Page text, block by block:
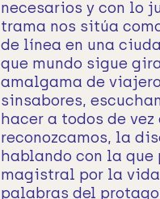
necesarios y con lo
trama nos sitúa
de línea en una
que mundo sigue
amalgama de
sinsabores,
hacer a todos de
reconozcamos, la
hablando con la que
magistral por la
palabras del